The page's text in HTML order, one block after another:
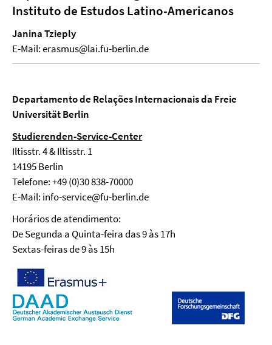
Instituto de Estudos Latino-Americanos
Janina Tzieply
E-Mail: erasmus@lai.fu-berlin.de
Departamento de Relações Internacionais da Freie
Universität Berlin
Studierenden-Service-Center
Iltisstr. 4 & Iltisstr. 1
14195 Berlin
Telefone: +49 (0)30 838-70000
E-Mail: info-service@fu-berlin.de
Horários de atendimento:
De Segunda a Quinta-feira das 9 às 17h
Sextas-feiras de 9 às 15h